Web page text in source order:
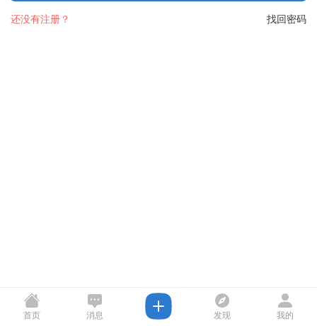
找回密码
还没有注册？
首页 消息 发现 我的